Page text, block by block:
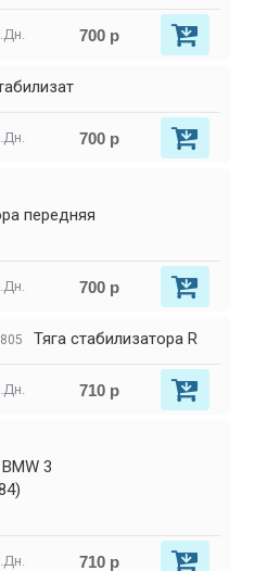
700 р
700 р
передняя
700 р
Тяга стабилизатора R
710 р
3
710 р